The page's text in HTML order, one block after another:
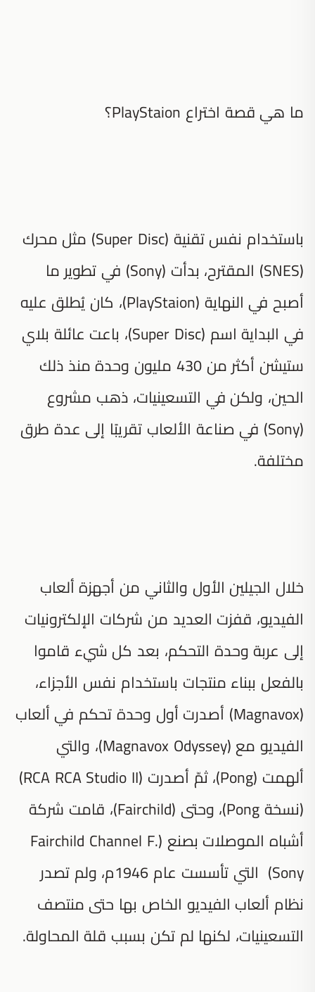
ما هي قصة اختراع PlayStaion؟
باستخدام نفس تقنية (Super Disc) مثل محرك
(SNES) المقترح، بدأت (Sony) في تطوير ما
أصبح في النهاية (PlayStaion)، كان يُطلق عليه
في البداية اسم (Super Disc)، باعت عائلة بلاي
ستيشن أكثر من 430 مليون وحدة منذ ذلك
الحين، ولكن في التسعينيات، ذهب مشروع
(Sony) في صناعة الألعاب تقريبًا إلى عدة طرق
مختلفة.
خلال الجيلين الأول والثاني من أجهزة ألعاب
الفيديو، قفزت العديد من شركات الإلكترونيات
إلى عربة وحدة التحكم، بعد كل شيء قاموا
بالفعل ببناء منتجات باستخدام نفس الأجزاء،
(Magnavox) أصدرت أول وحدة تحكم في ألعاب
الفيديو مع (Magnavox Odyssey)، والتي
ألهمت (Pong)، ثمّ أصدرت (RCA RCA Studio II)
(نسخة Pong)، وحتى (Fairchild)، قامت شركة
أشباه الموصلات بصنع (Fairchild Channel F.
Sony) التي تأسست عام 1946م، ولم تصدر
نظام ألعاب الفيديو الخاص بها حتى منتصف
التسعينيات، لكنها لم تكن بسبب قلة المحاولة.